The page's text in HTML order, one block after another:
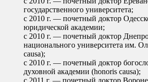
государственного университета;
с 2010 г. — почетный доктор
юридической академии;
с 2010 г. — почетный доктор
национального университета им.
causa);
с 2010 г. — почетный доктор
духовной академии (honoris causa);